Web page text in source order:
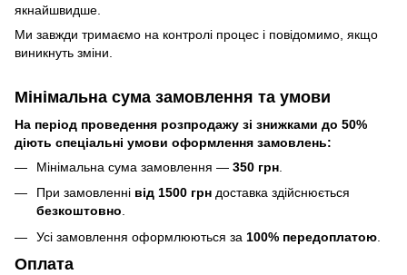
якнайшвидше.
Ми завжди тримаємо на контролі процес і повідомимо, якщо
виникнуть зміни.
Мінімальна сума замовлення та умови
На період проведення розпродажу зі знижками до 50%
діють спеціальні умови оформлення замовлень:
Мінімальна сума замовлення — 350 грн
При замовленні від 1500 грн доставка здійснюється
безкоштовно.
Усі замовлення оформлюються за 100% передоплатою
Оплата